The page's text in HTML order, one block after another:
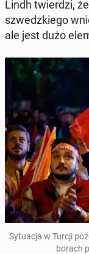
Lindh twier­dzi,
szwedz­kie­go
ale jest dużo
Sy­tu­acja w Turcji
bo­rach